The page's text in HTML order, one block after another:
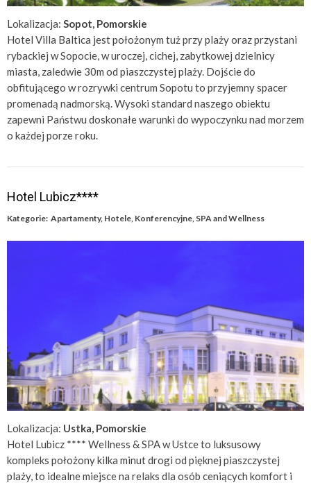
Lokalizacja: Sopot, Pomorskie
Hotel Villa Baltica jest położonym tuż przy plaży oraz przystani
rybackiej w Sopocie, w uroczej, cichej, zabytkowej dzielnicy
miasta, zaledwie 30m od piaszczystej plaży. Dojście do
obfitującego w rozrywki centrum Sopotu to przyjemny spacer
promenadą nadmorską. Wysoki standard naszego obiektu
zapewni Państwu doskonałe warunki do wypoczynku nad morzem
o każdej porze roku.
Hotel Lubicz****
Kategorie: Apartamenty, Hotele, Konferencyjne, SPA and Wellness
Lokalizacja: Ustka, Pomorskie
Hotel Lubicz **** Wellness & SPA w Ustce to luksusowy
kompleks położony kilka minut drogi od pięknej piaszczystej
plaży, to idealne miejsce na relaks dla osób ceniących komfort i